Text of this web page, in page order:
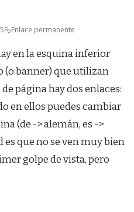
Enlace permanente
en la esquina inferior
(o banner) que utilizan
página hay dos enlaces:
en ellos puedes cambiar
(de -> alemán, es ->
es que no se ven muy bien
golpe de vista, pero